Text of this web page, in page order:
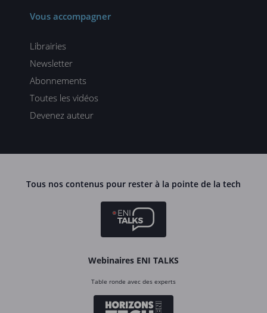
Vous accompagner
Librairies
Newsletter
Abonnements
Toutes les vidéos
Devenez auteur
Tous nos contenus pour rester à la pointe de la tech
Webinaires ENI TALKS
Table ronde avec des experts